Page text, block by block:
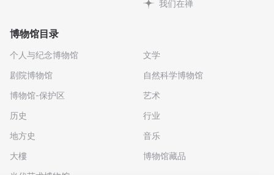
我们在禅
博物馆目录
个人与纪念博物馆
剧院博物馆
博物馆-保护区
历史
地方史
大樓
文学
自然科学博物馆
艺术
行业
音乐
博物馆藏品